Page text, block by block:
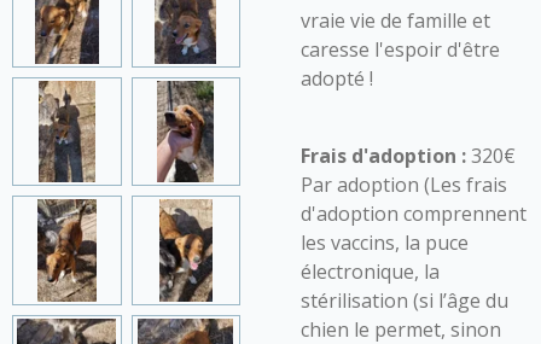
vraie vie de famille et
caresse l'espoir d'être
adopté !
Frais d'adoption :320€
Par adoption (Les frais
d'adoption comprennent
les vaccins, la puce
électronique, la
stérilisation (si l’âge du
chien le permet, sinon